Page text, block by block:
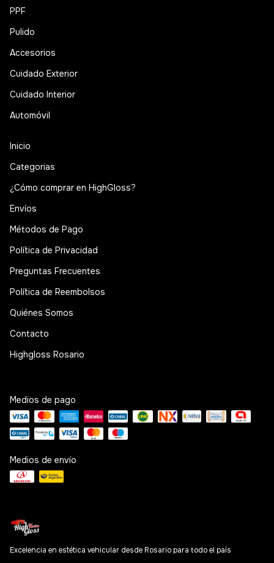
PPF
Pulido
Accesorios
Cuidado Exterior
Cuidado Interior
Automóvil
Inicio
Categorias
¿Cómo comprar en HighGloss?
Envíos
Métodos de Pago
Política de Privacidad
Preguntas Frecuentes
Política de Reembolsos
Quiénes Somos
Contacto
Highgloss Rosario
Medios de pago
Medios de envío
Excelencia en estética vehicular desde Rosario para todo el país